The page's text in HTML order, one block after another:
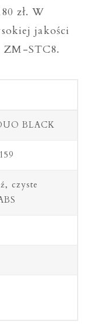
zł. W
jakości
ZM-STC8.
BLACK
czyste